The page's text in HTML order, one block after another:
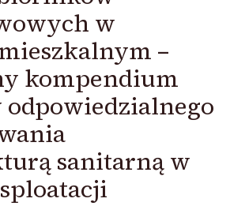
w
–
kompendium
odpowiedzialnego
sanitarną w